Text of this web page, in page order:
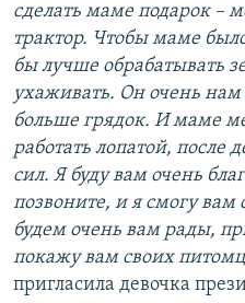
сделать маме подарок –
трактор. Чтобы маме
бы лучше обрабатывать
ухаживать. Он очень
больше грядок. И маме
работать лопатой, после
сил. Я буду вам очень
позвоните, и я смогу вам
будем очень вам рады,
покажу вам своих
пригласила девочка